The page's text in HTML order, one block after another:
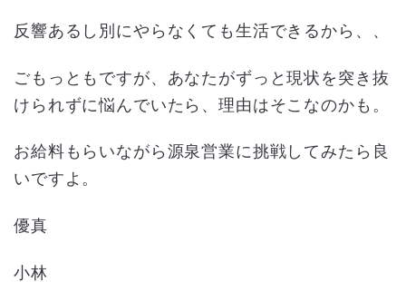
反響あるし別にやらなくても生活できるから、、
ごもっともですが、あなたがずっと現状を突き抜
けられずに悩んでいたら、理由はそこなのかも。
お給料もらいながら源泉営業に挑戦してみたら良
いですよ。
優真
小林